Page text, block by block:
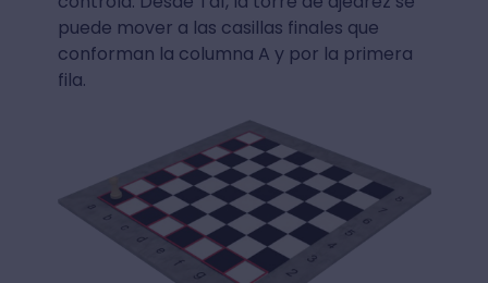
puede mover a las casillas finales que
conforman la columna A y por la primera
fila.